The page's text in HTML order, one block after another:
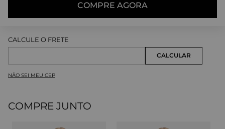
COMPRE AGORA
NÃO SEI MEU CEP
COMPRE JUNTO